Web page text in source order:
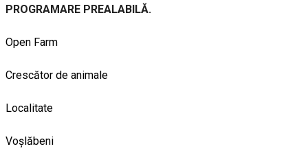
PROGRAMARE PREALABILĂ.
Open Farm
Crescător de animale
Localitate
Voșlăbeni